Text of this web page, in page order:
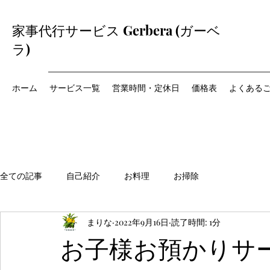
家事代行サービス Gerbera (ガーベ
ラ)
ホーム サービス一覧 営業時間・定休日 価格表 よくある
全ての記事 自己紹介 お料理 お掃除
お子様お預かりサ
まりな 2022年9月16日 読了時間: 1分